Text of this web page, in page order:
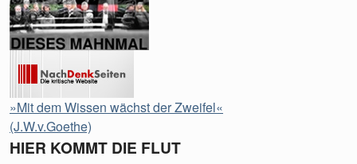
»Mit dem Wissen wächst der Zweifel«
(J.W.v.Goethe)
HIER KOMMT DIE FLUT